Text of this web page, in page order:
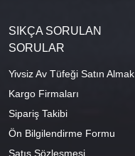
SIKÇA SORULAN
SORULAR
Yivsiz Av Tüfeği Satın Almak
Kargo Firmaları
Sipariş Takibi
Ön Bilgilendirme Formu
Satış Sözleşmesi